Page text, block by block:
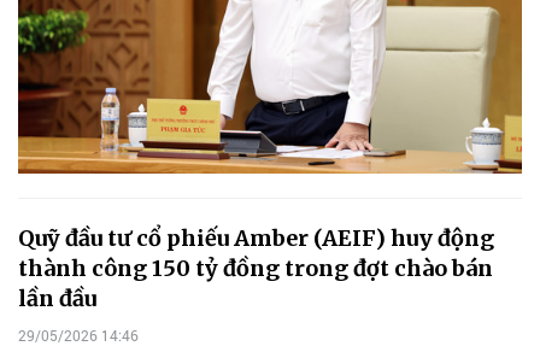
Quỹ đầu tư cổ phiếu Amber (AEIF) huy động
thành công 150 tỷ đồng trong đợt chào bán
lần đầu
29/05/2026 14:46